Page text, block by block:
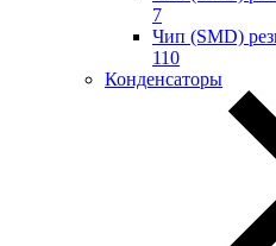
7
Чип (SMD)
110
Конденсаторы